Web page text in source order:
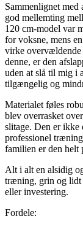
Sammenlignet med
god mellemting
120 cm-model var
for voksne, mens
virke overvældende
denne, er den
uden at slå til mig i
tilgængelig og
Materialet føles
blev overrasket
slitage. Den er ikke
professionel
familien er den
Alt i alt en alsidig
træning, grin og lidt
eller investering.
Fordele: